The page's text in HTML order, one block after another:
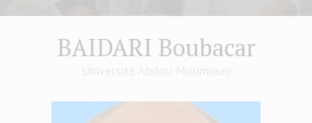
BAIDARI Boubacar